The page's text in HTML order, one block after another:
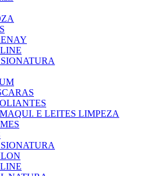
E LEITES LIMPEZA